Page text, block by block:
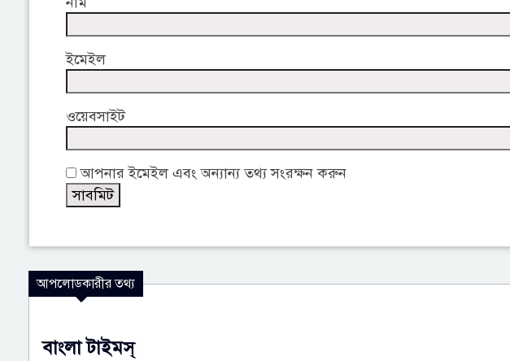
ইমেইল
ওয়েবসাইট
আপনার ইমেইল এবং অন্যান্য তথ্য সংরক্ষন করুন
আপলোডকারীর তথ্য
বাংলা টাইমস্